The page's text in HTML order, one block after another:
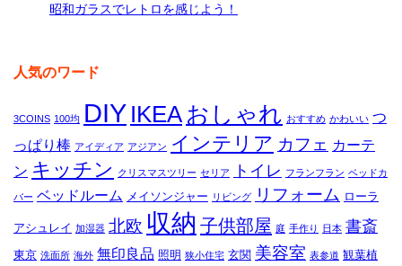
昭和ガラスでレトロを感じよう！
人気のワード
3COINS 100均 DIY IKEA おしゃれ おすすめ かわいい つ
っぱり棒 アイディア アジアン インテリア カフェ カーテ
ン キッチン クリスマスツリー セリア トイレ フランフラン ベッドカ
バー ベッドルーム メイソンジャー リビング リフォーム ローラ
アシュレイ 加湿器 北欧 収納 子供部屋 庭 手作り 日本 書斎
東京 洗面所 海外 無印良品 照明 狭小住宅 玄関 美容室 表参道 観葉植